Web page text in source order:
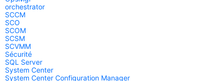
orchestrator
SCCM
SCO
SCOM
SCSM
SCVMM
Sécurité
SQL Server
System Center
System Center Configuration Manager